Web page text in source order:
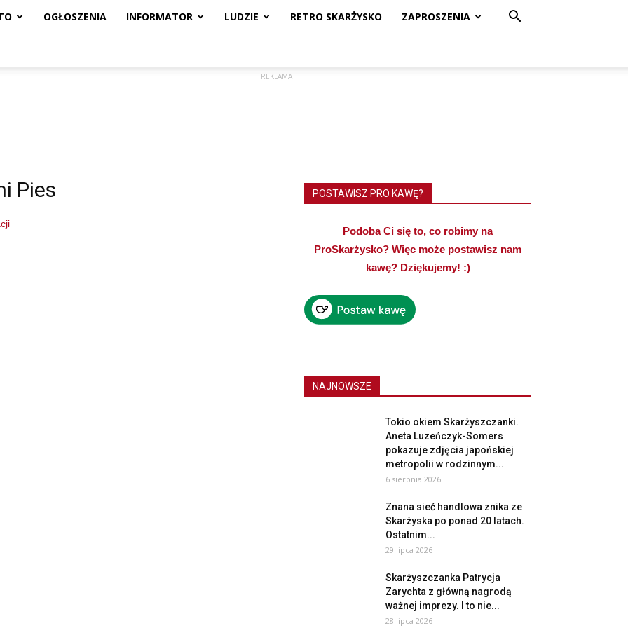
OGŁOSZENIA INFORMATOR LUDZIE RETRO SKARŻYSKO ZAPROSZENIA
REKLAMA
Pies POSTAWISZ PRO KAWĘ?
Podoba Ci się to, co robimy na
ProSkarżysko? Więc może postawisz nam
kawę? Dziękujemy! :)
NAJNOWSZE
Tokio okiem Skarżyszczanki.
Aneta Luzeńczyk-Somers
pokazuje zdjęcia japońskiej
metropolii w rodzinnym...
6 sierpnia 2026
Znana sieć handlowa znika ze
Skarżyska po ponad 20 latach.
Ostatnim...
29 lipca 2026
Skarżyszczanka Patrycja
Zarychta z główną nagrodą
ważnej imprezy. I to nie...
28 lipca 2026